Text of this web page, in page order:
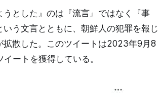
うとした』のは『流言』ではなく『事
う文言とともに、朝鮮人の犯罪を報じ
拡散した。このツイートは2023年9月8
ートを獲得している。